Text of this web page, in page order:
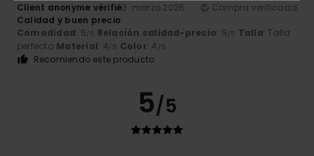
Client anonyme vérifié3. marzo 2026
Compra verificada
Calidad y buen precio
Comodidad: 5/5 Relación calidad-precio: 5/5 Talla: Talla
perfecta Material: 4/5 Color: 4 /5
Recomiendo este producto
5/5